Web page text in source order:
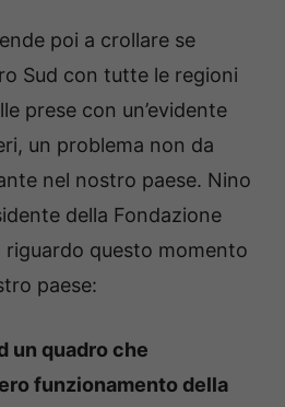
poi a crollare se
Sud con tutte le regioni
prese con un’evidente
un problema non da
nel nostro paese. Nino
della Fondazione
questo momento
paese:
un quadro che
funzionamento della